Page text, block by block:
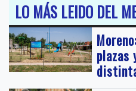
LO MÁS LEIDO DEL
plazas